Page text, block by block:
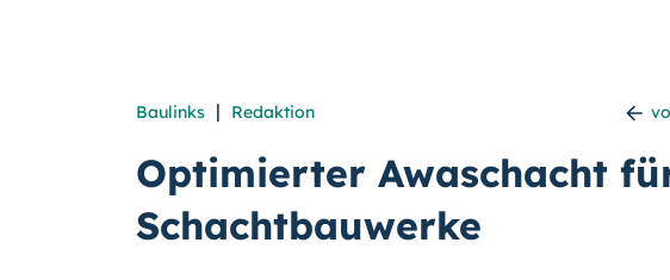
Baulinks | Redaktion
Optimierter Awaschacht
Schachtbauwerke